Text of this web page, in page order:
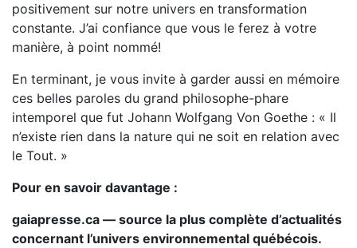
positivement sur notre univers en transformation
constante. J’ai confiance que vous le ferez à votre
manière, à point nommé!
En terminant, je vous invite à garder aussi en mémoire
ces belles paroles du grand philosophe-phare
intemporel que fut Johann Wolfgang Von Goethe : « Il
n’existe rien dans la nature qui ne soit en relation avec
le Tout. »
Pour en savoir davantage :
gaiapresse.ca — source la plus complète d’actualités
concernant l’univers environnemental québécois.